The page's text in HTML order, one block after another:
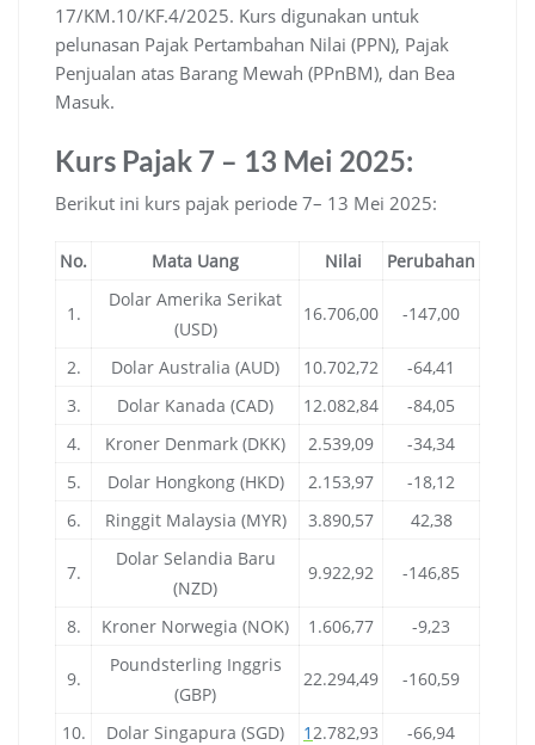
17/KM.10/KF.4/2025. Kurs digunakan untuk
pelunasan Pajak Pertambahan Nilai (PPN), Pajak
Penjualan atas Barang Mewah (PPnBM), dan Bea
Masuk.
Kurs Pajak 7 – 13 Mei 2025:
Berikut ini kurs pajak periode 7– 13 Mei 2025:
No. Mata Uang Nilai Perubahan
1.
Dolar Amerika Serikat
(USD)
16.706,00 -147,00
2. Dolar Australia (AUD) 10.702,72
-64,41
3.
Dolar Kanada (CAD) 12.082,84
-84,05
4.
Kroner Denmark (DKK) 2.539,09
-34,34
5.
Dolar Hongkong (HKD) 2.153,97
-18,12
6.
Ringgit Malaysia (MYR) 3.890,57 42,38
7.
Dolar Selandia Baru
(NZD)
9.922,92 -146,85
8. Kroner Norwegia (NOK) 1.606,77 -9,23
9.
Poundsterling Inggris
(GBP)
22.294,49 -160,59
10. Dolar Singapura (SGD) 12.782,93
-66,94